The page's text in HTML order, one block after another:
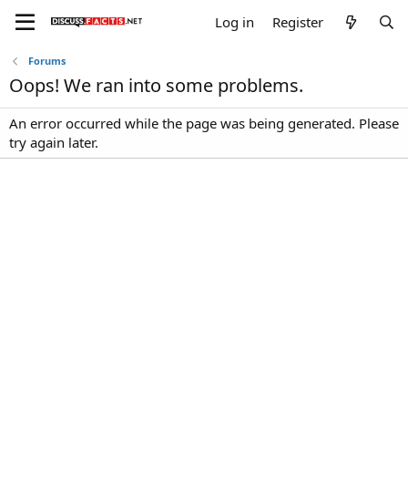
Log in Register
Forums
Oops! We ran into some problems.
An error occurred while the page was being generated. Please
try again later.